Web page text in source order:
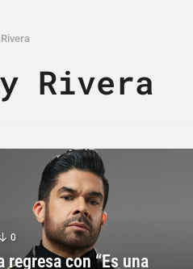
Rivera
0
regresa con “Es una